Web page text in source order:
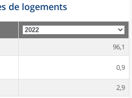
de logements
96,1
0,9
2,9